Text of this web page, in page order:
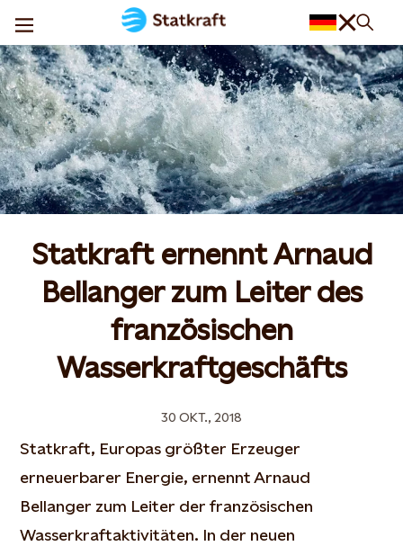
Statkraft ernennt Arnaud
Bellanger zum Leiter des
französischen
Wasserkraftgeschäfts
30 OKT., 2018
Statkraft, Europas größter Erzeuger
erneuerbarer Energie, ernennt Arnaud
Bellanger zum Leiter der französischen
Wasserkraftaktivitäten. In der neuen